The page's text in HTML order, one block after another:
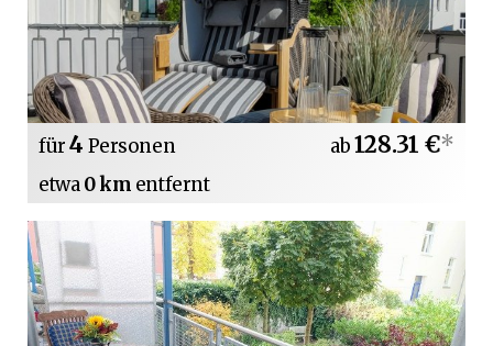
für4 Personen
etwa0 km entfernt
ab128.31 €*